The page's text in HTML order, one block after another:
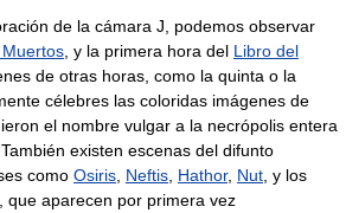
de la cámara J, podemos observar
, y la primera hora del Libro del
de otras horas, como la quinta o la
célebres las coloridas imágenes de
el nombre vulgar a la necrópolis entera
existen escenas del difunto
como Osiris Neftis Hathor, Nut , y los
, que aparecen por primera vez